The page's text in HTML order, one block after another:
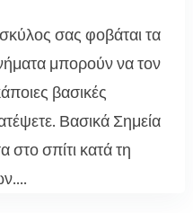
σας φοβάται τα
μπορούν να τον
βασικές
Βασικά Σημεία
σπίτι κατά τη